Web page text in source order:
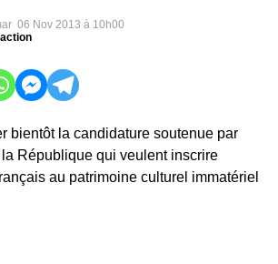
06 Nov 2013 à 10h00
bientôt la candidature soutenue par
République qui veulent inscrire
au patrimoine culturel immatériel